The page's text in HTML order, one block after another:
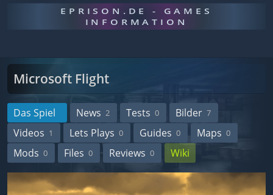
EPRISON.DE - GAMES
INFORMATION
Microsoft Flight
Das Spiel News 2 Tests 0 Bilder 7
Videos 1 Lets Plays 0 Guides 0 Maps 0
Mods 0 Files 0 Reviews 0 Wiki